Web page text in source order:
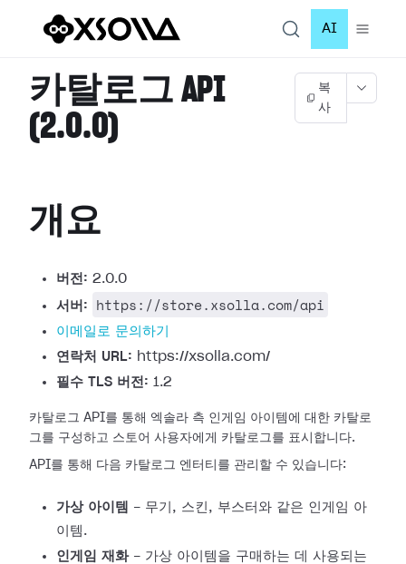
AI
카탈로그 API
(2.0.0)
복
사
개요
버전: 2.0.0
서버:
https://store.xsolla.com/api
이메일로 문의하기
연락처 URL: https://xsolla.com/
필수 TLS 버전: 1.2
카탈로그 API를 통해 엑솔라 측 인게임 아이템에 대한 카탈로
그를 구성하고 스토어 사용자에게 카탈로그를 표시합니다.
API를 통해 다음 카탈로그 엔터티를 관리할 수 있습니다:
가상 아이템 - 무기, 스킨, 부스터와 같은 인게임 아
이템.
인게임 재화- 가상 아이템을 구매하는 데 사용되는